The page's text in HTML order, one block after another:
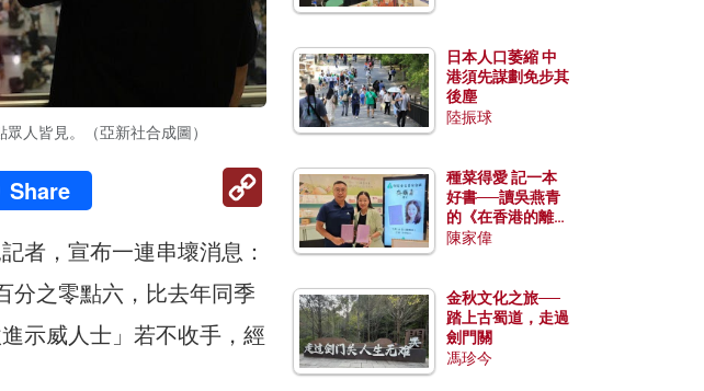
人皆見。（亞新社合成圖）
Share
Copy
者，宣布一連串壞消息：
分之零點六，比去年同季
示威人士」若不收手，經
日本人口萎縮 中
港須先謀劃免步其
後塵
陸振球
種菜得愛 記一本
好書──讀吳燕青
的《在香港的離島
種菜》
陳家偉
金秋文化之旅──
踏上古蜀道，走過
劍門關
馮珍今